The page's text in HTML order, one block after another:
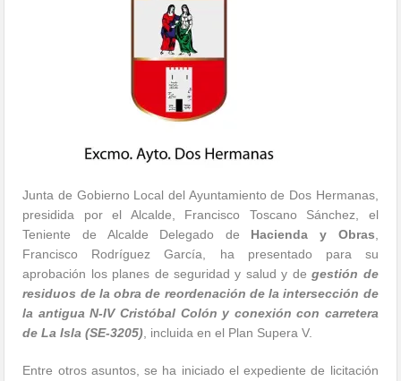
Junta de Gobierno Local del Ayuntamiento de Dos Hermanas,
presidida por el Alcalde, Francisco Toscano Sánchez, el
Teniente de Alcalde Delegado de Hacienda y Obras
Francisco Rodríguez García, ha presentado para su
aprobación los planes de seguridad y salud y degestión de
residuos de la obra de reordenación de la intersección de
la antigua N-IV Cristóbal Colón y conexión con carretera
de La Isla (SE-3205) , incluida en el Plan Supera V.
Entre otros asuntos, se ha iniciado el expediente de licitación